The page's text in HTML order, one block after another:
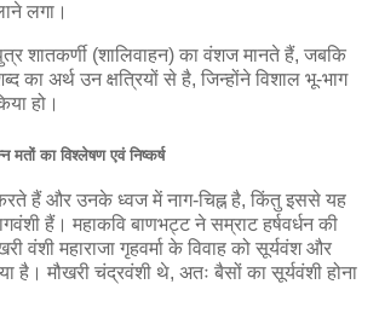
लगा।
शातकर्णी (शालिवाहन) का वंशज मानते हैं, जबकि
का अर्थ उन क्षत्रियों से है, जिन्होंने विशाल भू-भाग
हो।
मतों का विश्लेषण एवं निष्कर्ष
हैं और उनके ध्वज में नाग-चिह्न है, किंतु इससे यह
हैं। महाकवि बाणभट्ट ने सम्राट हर्षवर्धन की
वंशी महाराजा गृहवर्मा के विवाह को सूर्यवंश और
है। मौखरी चंद्रवंशी थे, अतः बैसों का सूर्यवंशी होना